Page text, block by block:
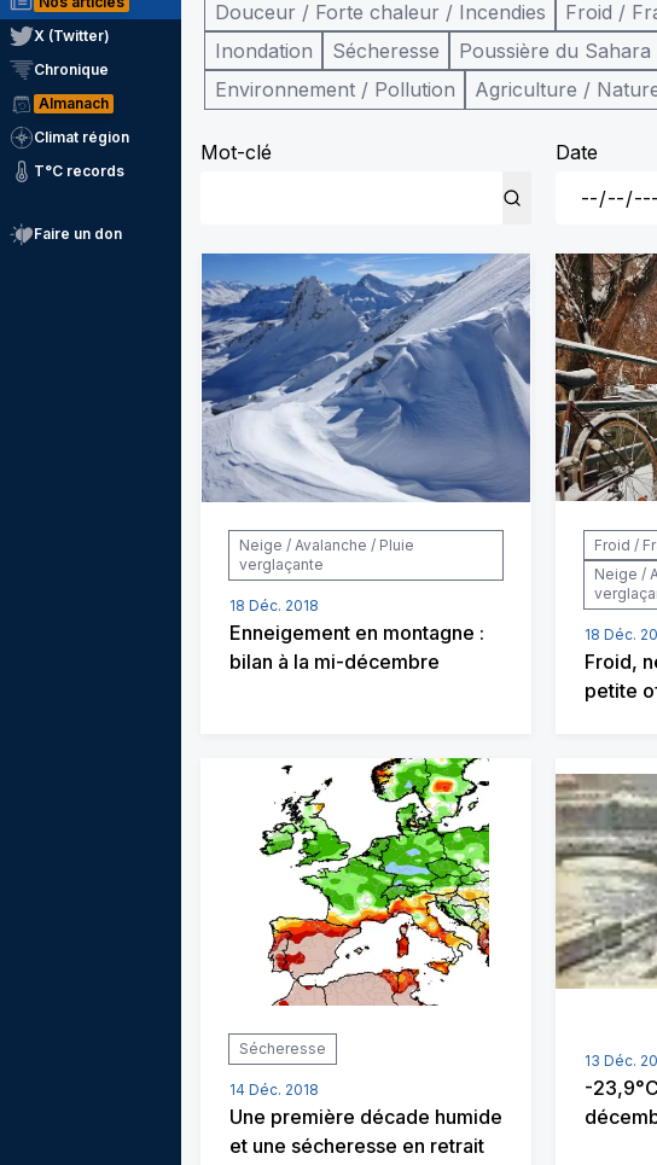
X (Twitter)
Chronique
Almanach
Climat région
T°C records
Faire un don
Douceur / Forte chaleur / Incendies
Froid /
Inondation
Sécheresse Poussière du Sahara
Environnement / Pollution
Agriculture /
Mot-clé
Date
Neige / Avalanche / Pluie
verglaçante
18 Déc. 2018
Enneigement en montagne :
bilan à la mi-décembre
Froid /
Neige /
18 Déc.
Froid,
petite
Sécheresse
14 Déc. 2018
Une première décade humide
et une sécheresse en retrait
13 Déc.
-